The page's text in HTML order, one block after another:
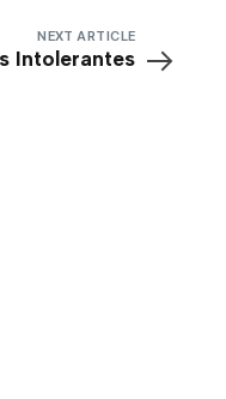
NEXT ARTICLE
Intolerantes